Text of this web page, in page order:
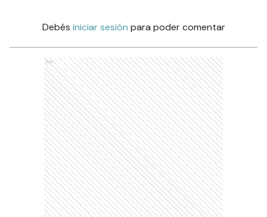
Debés iniciar sesión para poder comentar
Ads